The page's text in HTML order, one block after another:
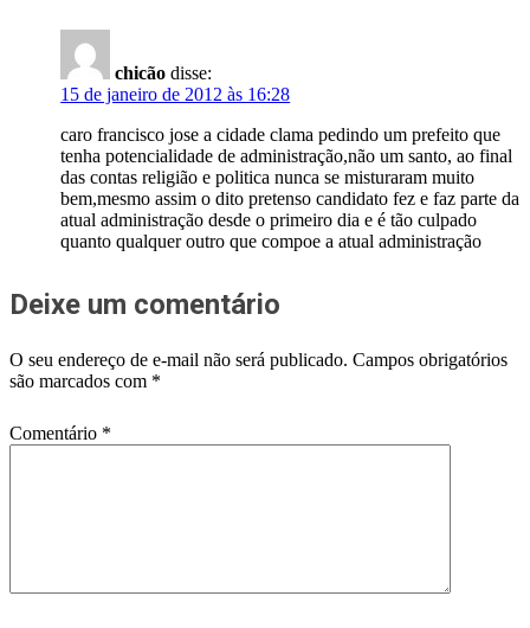
chicão disse:
15 de janeiro de 2012 às 16:28
caro francisco jose a cidade clama pedindo um prefeito que
tenha potencialidade de administração,não um santo, ao final
das contas religião e politica nunca se misturaram muito
bem,mesmo assim o dito pretenso candidato fez e faz parte da
atual administração desde o primeiro dia e é tão culpado
quanto qualquer outro que compoe a atual administração
Deixe um comentário
O seu endereço de e-mail não será publicado. Campos obrigatórios
são marcados com *
Comentário *